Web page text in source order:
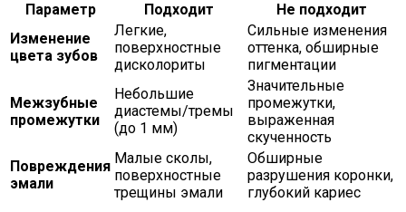
Параметр
Подходит
Не подходит
Изменение
цвета зубов
Легкие,
поверхностные
дисколориты
Сильные изменения
оттенка, обширные
пигментации
Межзубные
промежутки
Небольшие
диастемы/тремы
(до 1 мм)
Значительные
промежутки,
выраженная
скученность
Повреждения
эмали
Малые сколы,
поверхностные
трещины эмали
Обширные
разрушения коронки,
глубокий кариес